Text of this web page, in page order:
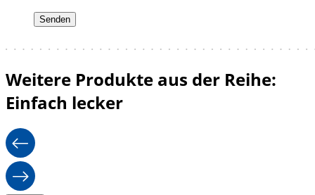
Weitere Produkte aus der Reihe:
Einfach lecker